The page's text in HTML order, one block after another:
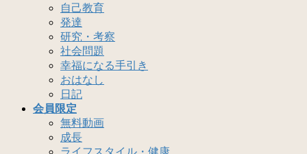
自己教育
発達
研究・考察
社会問題
幸福になる手引き
おはなし
日記
会員限定
無料動画
成長
ライフスタイル・健康